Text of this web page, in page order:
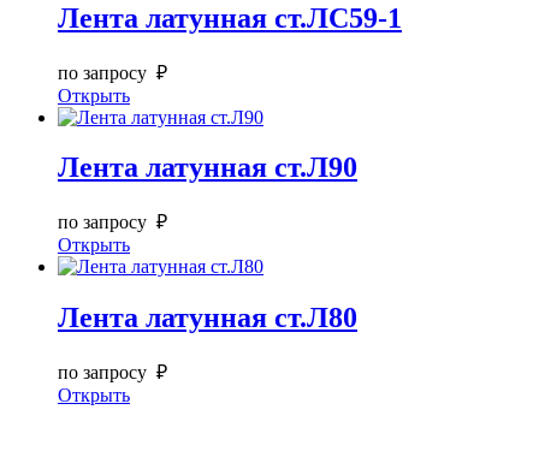
Лента латунная ст.ЛС59-1
по запросу ₽
Открыть
Лента латунная ст.Л90
по запросу ₽
Открыть
Лента латунная ст.Л80
по запросу ₽
Открыть